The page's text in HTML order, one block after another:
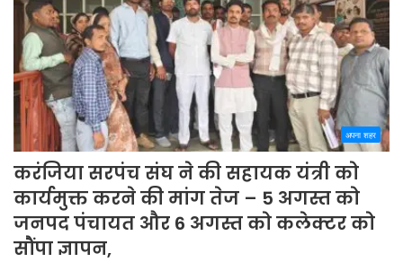
अपना शहर
करंजिया सरपंच संघ ने की सहायक यंत्री को
कार्यमुक्त करने की मांग तेज – 5 अगस्त को
जनपद पंचायत और 6 अगस्त को कलेक्टर को
सौंपा ज्ञापन,